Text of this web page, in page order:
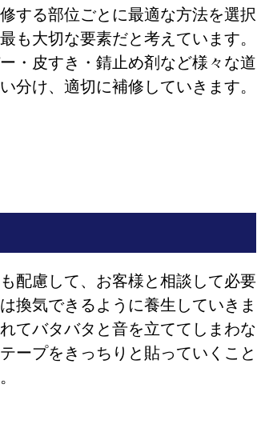
する部位ごとに最適な方法を選択
も大切な要素だと考えています。
・皮すき・錆止め剤など様々な道
分け、適切に補修していきます。
配慮して、お客様と相談して必要
換気できるように養生していきま
てバタバタと音を立ててしまわな
ープをきっちりと貼っていくこと